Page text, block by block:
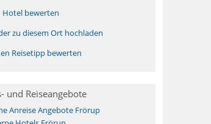
Hotel bewerten
zu diesem Ort hochladen
Reisetipp bewerten
und Reiseangebote
Anreise Angebote Frörup